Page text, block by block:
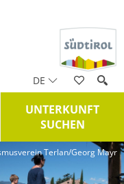
DE
UNTERKUNFT
SUCHEN
Terlan/Georg Mayr